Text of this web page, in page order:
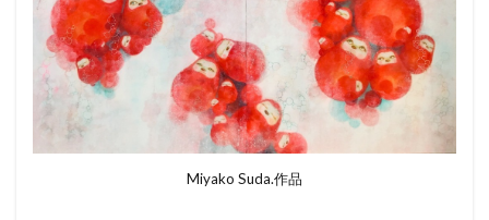
Miyako Suda.作品